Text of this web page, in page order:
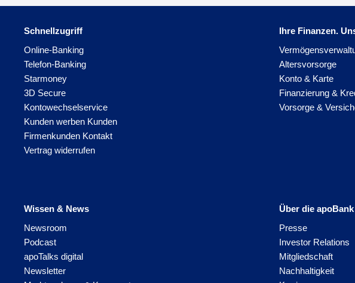
Schnellzugriff
Online-Banking
Telefon-Banking
Starmoney
3D Secure
Kontowechselservice
Kunden werben Kunden
Firmenkunden Kontakt
Vertrag widerrufen
Ihre Finanzen.
Altersvorsorge
Konto & Karte
Finanzierung &
Vorsorge &
Wissen & News
Newsroom
Podcast
apoTalks digital
Newsletter
Über die apoBank
Presse
Investor Relations
Mitgliedschaft
Nachhaltigkeit